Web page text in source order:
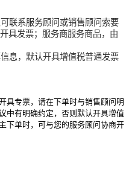
联系服务顾问或销售顾问索要
具发票；服务商服务商品，由
息，默认开具增值税普通发票
具专票，请在下单时与销售顾问明
中有明确约定，否则默认开具增值
下单时，可与您的服务顾问协商开